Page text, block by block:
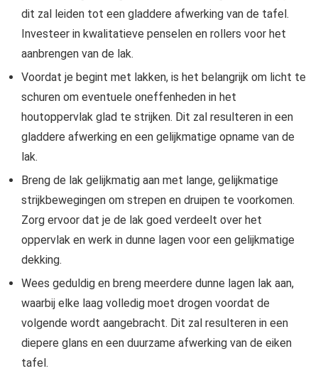
dit zal leiden tot een gladdere afwerking van de tafel.
Investeer in kwalitatieve penselen en rollers voor het
aanbrengen van de lak.
Voordat je begint met lakken, is het belangrijk om licht te
schuren om eventuele oneffenheden in het
houtoppervlak glad te strijken. Dit zal resulteren in een
gladdere afwerking en een gelijkmatige opname van de
lak.
Breng de lak gelijkmatig aan met lange, gelijkmatige
strijkbewegingen om strepen en druipen te voorkomen.
Zorg ervoor dat je de lak goed verdeelt over het
oppervlak en werk in dunne lagen voor een gelijkmatige
dekking.
Wees geduldig en breng meerdere dunne lagen lak aan,
waarbij elke laag volledig moet drogen voordat de
volgende wordt aangebracht. Dit zal resulteren in een
diepere glans en een duurzame afwerking van de eiken
tafel.